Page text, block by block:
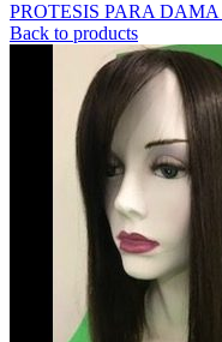
PROTESIS PARA DAMA
Back to products